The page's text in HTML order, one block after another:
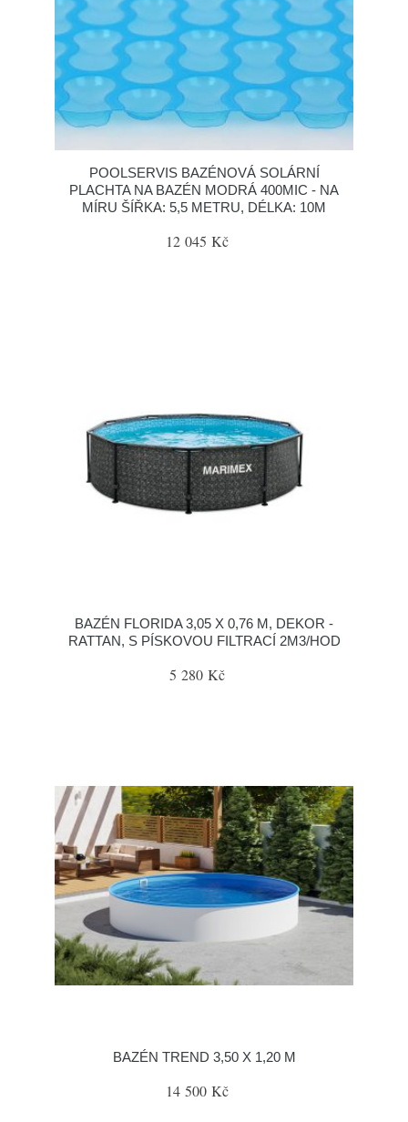
POOLSERVIS BAZÉNOVÁ SOLÁRNÍ
PLACHTA NA BAZÉN MODRÁ 400MIC - NA
MÍRU ŠÍŘKA: 5,5 METRU, DÉLKA: 10M
12 045 Kč
BAZÉN FLORIDA 3,05 X 0,76 M, DEKOR -
RATTAN, S PÍSKOVOU FILTRACÍ 2M3/HOD
5 280 Kč
BAZÉN TREND 3,50 X 1,20 M
14 500 Kč